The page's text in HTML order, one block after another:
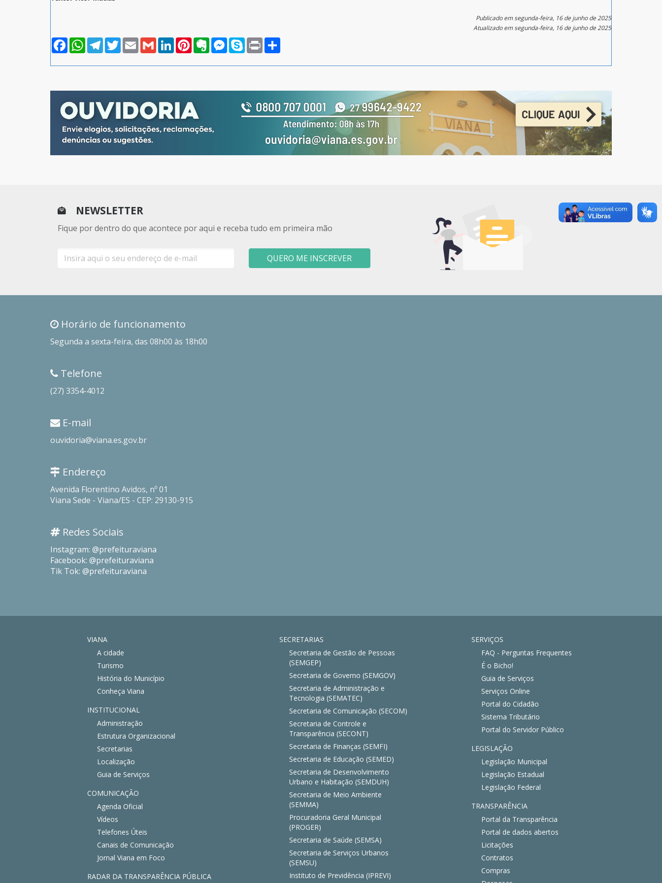
Publicado em segunda-feira, 16 de junho de 2025
Atualizado em segunda-feira, 16 de junho de 2025
FacebookWhatsAppTelegramTwitterEmail Gmail LinkedInPinterestEvernoteMessenger
Skype Print
NEWSLETTER
Fique por dentro do que acontece por aqui e receba tudo em primeira mão
mail
QUERO ME INSCREVER
Horário de funcionamento
Segunda a sexta-feira, das 08h00 às 18h00
Telefone
(27) 3354-4012
E-mail
ouvidoria@viana.es.gov.br
Endereço
Avenida Florentino Avidos, nº 01
Viana Sede - Viana/ES - CEP: 29130-915
Redes Sociais
Instagram: @prefeituraviana
Facebook: @prefeituraviana
Tik Tok: @prefeituraviana
VIANA
A cidade
Turismo
História do Município
Conheça Viana
INSTITUCIONAL
Administração
Estrutura Organizacional
Secretarias
Localização
Guia de Serviços
COMUNICAÇÃO
Agenda Oficial
Vídeos
Telefones Úteis
Canais de Comunicação
Jornal Viana em Foco
RADAR DA TRANSPARÊNCIA PÚBLICA
SECRETARIAS
Secretaria de Gestão de Pessoas
(SEMGEP)
Secretaria de Governo (SEMGOV)
Secretaria de Administração e
Tecnologia (SEMATEC)
Secretaria de Comunicação (SECOM)
Secretaria de Controle e
Transparência (SECONT)
Secretaria de Finanças (SEMFI)
Secretaria de Educação (SEMED)
Secretaria de Desenvolvimento
Urbano e Habitação (SEMDUH)
Secretaria de Meio Ambiente
(SEMMA)
Procuradoria Geral Municipal
(PROGER)
Secretaria de Saúde (SEMSA)
Secretaria de Serviços Urbanos
(SEMSU)
Instituto de Previdência (IPREVI)
SERVIÇOS
FAQ - Perguntas Frequentes
É o Bicho!
Guia de Serviços
Serviços Online
Portal do Cidadão
Sistema Tributário
Portal do Servidor Público
LEGISLAÇÃO
Legislação Municipal
Legislação Estadual
Legislação Federal
TRANSPARÊNCIA
Portal da Transparência
Portal de dados abertos
Licitações
Contratos
Compras